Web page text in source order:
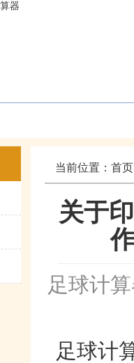
器
当前位置： 首页
关于
足球计
足球计